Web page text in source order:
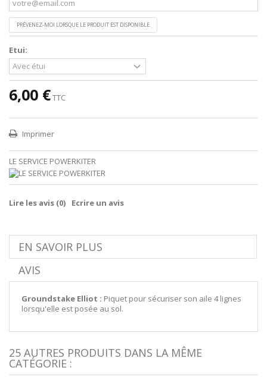
PRÉVENEZ-MOI LORSQUE LE PRODUIT EST DISPONIBLE
Etui:
6,00 €TTC
Imprimer
LE SERVICE POWERKITER
Lire les avis (0) Ecrire un avis
EN SAVOIR PLUS
AVIS
Groundstake Elliot : Piquet pour sécuriser son aile 4 lignes
lorsqu'elle est posée au sol.
25 AUTRES PRODUITS DANS LA MÊME
CATÉGORIE :